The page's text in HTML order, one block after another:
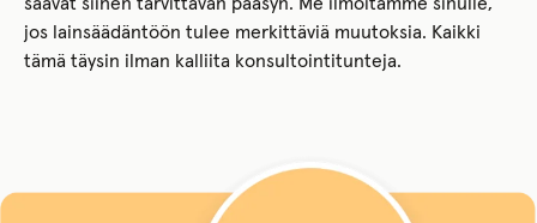
jos lainsäädäntöön tulee merkittäviä muutoksia. Kaikki
tämä täysin ilman kalliita konsultointitunteja.